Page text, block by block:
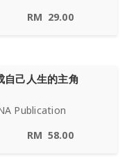
RM 29.00
自己人生的主角
Publication
RM 58.00